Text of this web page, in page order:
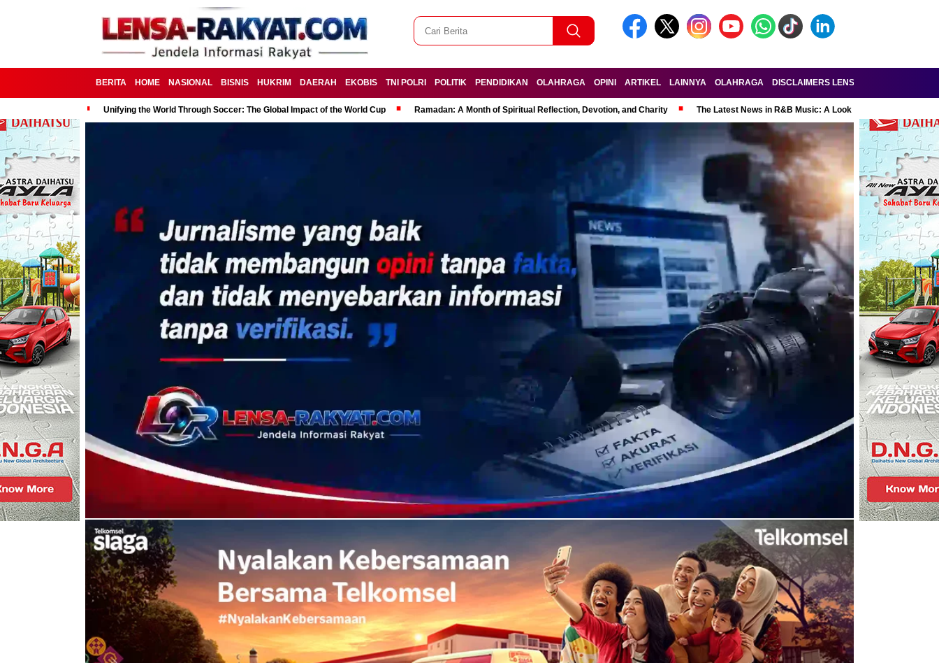
BERITA HOME NASIONAL BISNIS HUKRIM DAERAH EKOBIS TNI POLRI POLITIK PENDIDIKAN OLAHRAGA OPINI ARTIKEL LAINNYA OLAHRAGA DISCLAIMERS LENSA-RAKYAT.COM
Unifying the World Through Soccer: The Global Impact of the World Cup Ramadan: A Month of Spiritual Reflection, Devotion, and Charity The Latest News in R&B Music: A Look at Super Bowl